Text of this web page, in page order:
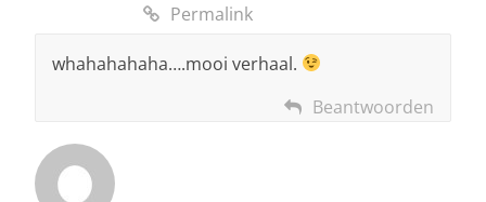
Permalink
whahahahaha….mooi verhaal.
Beantwoorden